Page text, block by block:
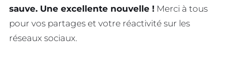
sauve. Une excellente nouvelle ! Merci à tous
pour vos partages et votre réactivité sur les
réseaux sociaux.